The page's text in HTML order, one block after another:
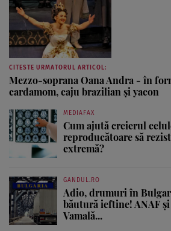
CITESTE URMATORUL ARTICOL:
Mezzo-soprana Oana Andra - în
cardamom, caju brazilian şi yacon
MEDIAFAX
Cum ajută creierul
reproducătoare să
extremă?
GANDUL.RO
Adio, drumuri în
băutură ieftine! ANAF
Vamală...